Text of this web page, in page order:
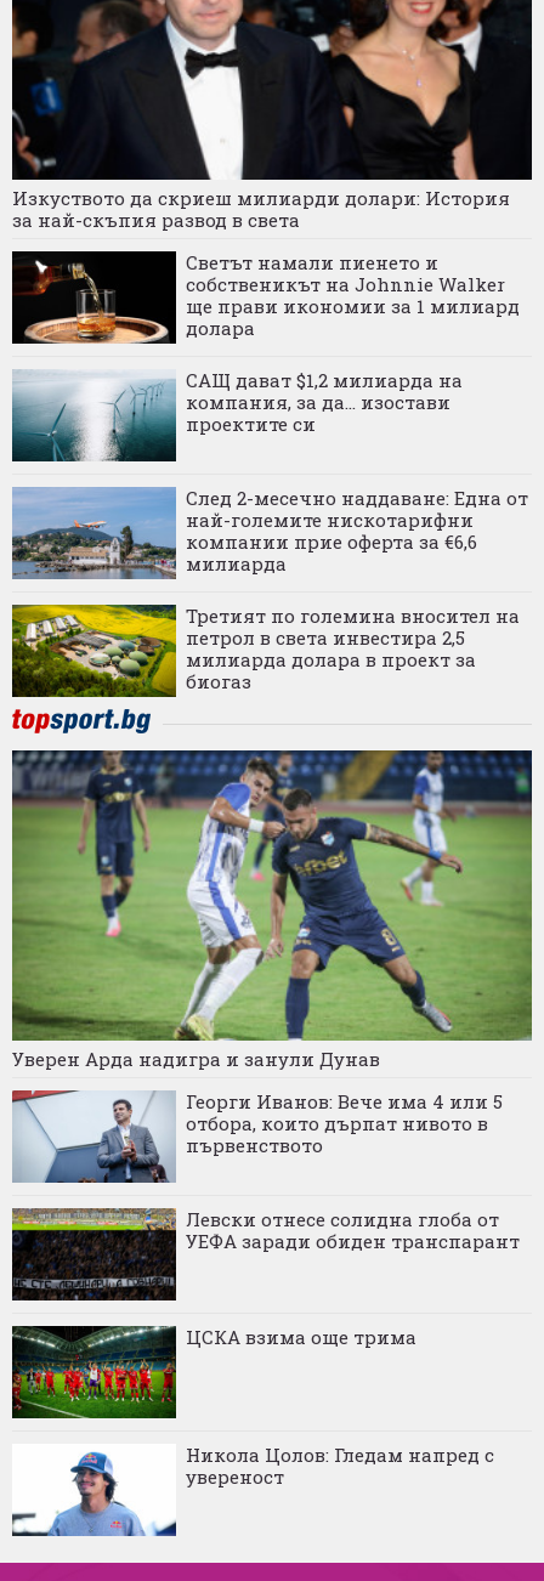
Изкуството да скриеш милиарди долари: История
за най-скъпия развод в света
Светът намали пиенето и
собственикът на Johnnie Walker
ще прави икономии за 1 милиард
долара
САЩ дават $1,2 милиарда на
компания, за да... изостави
проектите си
След 2-месечно наддаване: Една от
най-големите нискотарифни
компании прие оферта за €6,6
милиарда
Третият по големина вносител на
петрол в света инвестира 2,5
милиарда долара в проект за
биогаз
Уверен Арда надигра и занули Дунав
Георги Иванов: Вече има 4 или 5
отбора, които дърпат нивото в
първенството
Левски отнесе солидна глоба от
УЕФА заради обиден транспарант
ЦСКА взима още трима
Никола Цолов: Гледам напред с
увереност